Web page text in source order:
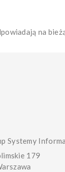
na
Systemy
179